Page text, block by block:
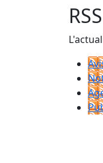
RSS